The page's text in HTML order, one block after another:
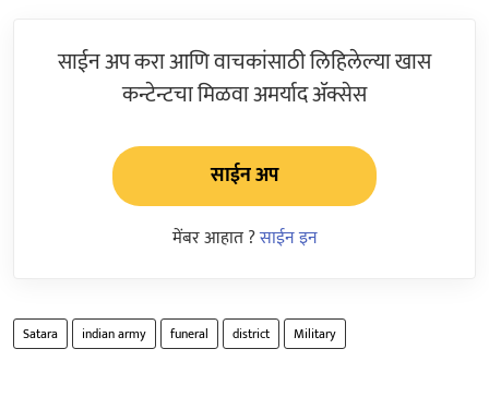
साईन अप करा आणि वाचकांसाठी लिहिलेल्या खास
कन्टेन्टचा मिळवा अमर्याद ॲक्सेस
साईन अप
मेंबर आहात ?साईन इन
Satara indian army funeral district Military